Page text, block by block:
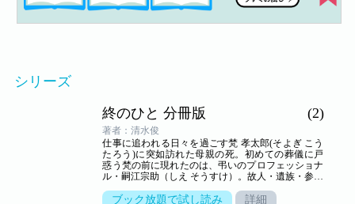
シリーズ
終のひと 分冊版
(2)
著者：清水俊
仕事に追われる日々を過ごす梵 孝太郎(そよぎ こう
たろう)に突如訪れた母親の死。初めての葬儀に戸
惑う梵の前に現れたのは、弔いのプロフェッショナ
ル・嗣江宗助（しえ そうすけ）。故人・遺族・参列
世界を新鋭が描き出す――命の終わりのヒューマン
ブック放題で試し読み 詳細